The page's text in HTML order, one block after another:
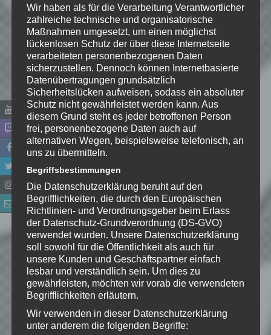
Name*
E-Mail-Adresse*
Website
*Ich habe die
Datenschutzerklärungzur
Kenntnis genommen. Ich stimme
zu, dass meine Angaben dauerhaft
gespeichert werden.
Benachrichtige mich über
nachfolgende Kommentare via E-
Mail.
Wir haben als für die Verarbeitung Verantwortlicher
zahlreiche technische und organisatorische
Maßnahmen umgesetzt, um einen möglichst
lückenlosen Schutz der über diese Internetseite
verarbeiteten personenbezogenen Daten
sicherzustellen. Dennoch können Internetbasierte
Datenübertragungen grundsätzlich
Sicherheitslücken aufweisen, sodass ein absoluter
Schutz nicht gewährleistet werden kann. Aus
diesem Grund steht es jeder betroffenen Person
frei, personenbezogene Daten auch auf
alternativen Wegen, beispielsweise telefonisch, an
uns zu übermitteln.
Begriffsbestimmungen
Die Datenschutzerklärung beruht auf den
Begrifflichkeiten, die durch den Europäischen
Richtlinien- und Verordnungsgeber beim Erlass
der Datenschutz-Grundverordnung (DS-GVO)
verwendet wurden. Unsere Datenschutzerklärung
soll sowohl für die Öffentlichkeit als auch für
unsere Kunden und Geschäftspartner einfach
lesbar und verständlich sein. Um dies zu
gewährleisten, möchten wir vorab die verwendeten
Begrifflichkeiten erläutern.
Wir verwenden in dieser Datenschutzerklärung
unter anderem die folgenden Begriffe: